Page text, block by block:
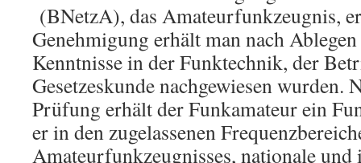
(BNetzA), das Amateurfunkzeugnis,
Genehmigung erhält man nach
Kenntnisse in der Funktechnik, der
Gesetzeskunde nachgewiesen wurden.
Prüfung erhält der Funkamateur ein
er in den zugelassenen
Amateurfunkzeugnisses, nationale